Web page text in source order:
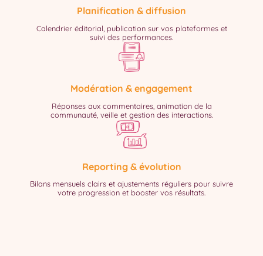
Planification & diffusion
Calendrier éditorial, publication sur vos plateformes et
suivi des performances.
Modération & engagement
Réponses aux commentaires, animation de la
communauté, veille et gestion des interactions.
Reporting & évolution
Bilans mensuels clairs et ajustements réguliers pour suivre
votre progression et booster vos résultats.